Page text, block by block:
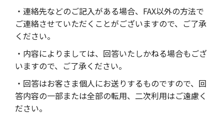
・連絡先などのご記入がある場合、FAX以外の方法で
ご連絡させていただくことがございますので、ご了承
ください。
・内容によりましては、回答いたしかねる場合もござ
いますので、ご了承ください。
・回答はお客さま個人にお送りするものですので、回
答内容の一部または全部の転用、二次利用はご遠慮く
ださい。